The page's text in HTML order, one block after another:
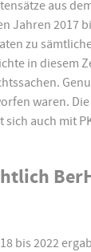
aus
Jahren 2017
zu
in diesem
waren.
auch mit
bis 2022